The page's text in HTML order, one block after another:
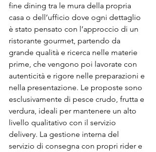
fine dining tra le mura della propria
casa o dell’ufficio dove ogni dettaglio
è stato pensato con l’approccio di un
ristorante gourmet, partendo da
grande qualità e ricerca nelle materie
prime, che vengono poi lavorate con
autenticità e rigore nelle preparazioni e
nella presentazione. Le proposte sono
esclusivamente di pesce crudo, frutta e
verdura, ideali per mantenere un alto
livello qualitativo con il servizio
delivery. La gestione interna del
servizio di consegna con propri rider e